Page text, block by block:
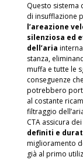
Questo sistema
di insufflazione
l’areazione
silenziosa ed
dell’aria
stanza,
muffa e tutte le
conseguenze che
potrebbero
al costante
filtraggio
CTA assicura dei
definiti e
miglioramento
già al primo